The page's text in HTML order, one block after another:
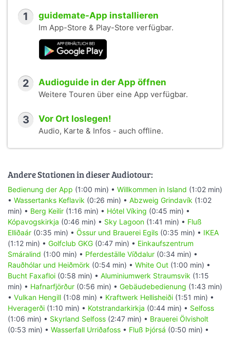
1 guidemate-App installieren
Im App-Store & Play-Store verfügbar.
2 Audioguide in der App öffnen
Weitere Touren über eine App verfügbar.
3 Vor Ort loslegen!
Audio, Karte & Infos - auch offline.
Andere Stationen in dieser Audiotour:
Bedienung der App (1:00 min) • Willkommen in Island (1:02 min)
• Wassertanks Keflavik (0:26 min) • Abzweig Grindavík (1:02
min) • Berg Keilir (1:16 min) • Hótel Víking (0:45 min) •
Kópavogskirkja (0:46 min) • Sky Lagoon (1:41 min) • Fluß
Elliðaár (0:35 min) • Össur und Brauerei Egils (0:35 min) • IKEA
(1:12 min) • Golfclub GKG (0:47 min) • Einkaufszentrum
Smáralind (1:00 min) • Pferdeställe Víðdalur (0:34 min) •
Rauðhólar und Heiðmörk (0:54 min) • White Out (1:00 min) •
Bucht Faxafloi (0:58 min) • Aluminiumwerk Straumsvik (1:15
min) • Hafnarfjörður (0:56 min) • Gebäudebedienung (1:43 min)
• Vulkan Hengill (1:08 min) • Kraftwerk Hellisheiði (1:51 min) •
Hveragerði (1:10 min) • Kotstrandarkirkja (0:44 min) • Selfoss
(1:06 min) • Skyrland Selfoss (2:47 min) • Brauerei Ölvisholt
(0:53 min) • Wasserfall Urriðafoss • Fluß Þjórsá (0:50 min) •